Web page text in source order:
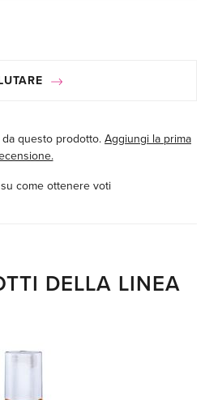
questo prodotto. Aggiungi la prima
come ottenere voti
DELLA LINEA